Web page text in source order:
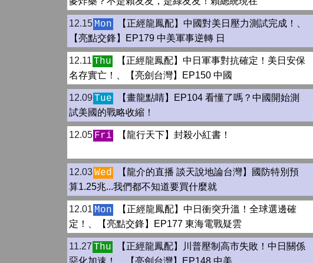
12.15 Mon
【正經龍鳳配】中國對美日壓力測試完成！、
【亮點交鋒】EP179 中美軍事逆轉 日
12.11 Thu
【正經龍鳳配】中日軍事對抗確定！美日安保
名存實亡！、【亮劍台灣】EP150 中國
12.09 Tue
【畫龍點睛】EP104 看懂了嗎？中國開始測
試美國的戰略收縮！
12.05 Fri 【龍行天下】封殺小紅書！
12.03Wed
【龍介的直播 談天說地論台灣】國防特別預
算1.25兆...我們都不知道要買什麼就
12.01 Mon
【正經龍鳳配】中日衝突升溫！全球選邊確
定！、【亮點交鋒】EP177 東海電戰疑雲
11.27 Thu
【正經龍鳳配】川普壓制高市失敗！中日關係